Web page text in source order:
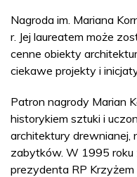
Nagroda im. Mariana
r. Jej laureatem może
cenne obiekty
ciekawe projekty i
Patron nagrody Marian
historykiem sztuki i
architektury drewnianej,
zabytków. W 1995 roku
prezydenta RP Krzyżem